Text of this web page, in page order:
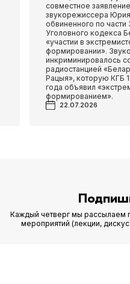
совместное
звукорежиссера
обвиненного по части
Уголовного кодекса
«участии в
формировании».
инкриминировалось
радиостанцией
Рацыя», которую КГБ
года объявил
формированием».
22.07.2026
Каждый четверг мы рассылаем
мероприятий (лекции,